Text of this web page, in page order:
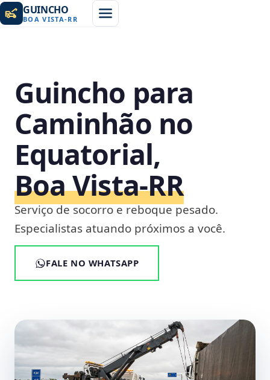
GUINCHO
BOA VISTA-RR
Guincho para
Caminhão no
Equatorial,
Boa Vista‑RR
Serviço de socorro e reboque pesado.
Especialistas atuando próximos a você.
FALE NO WHATSAPP